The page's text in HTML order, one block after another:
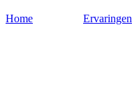
Home Ervaringen